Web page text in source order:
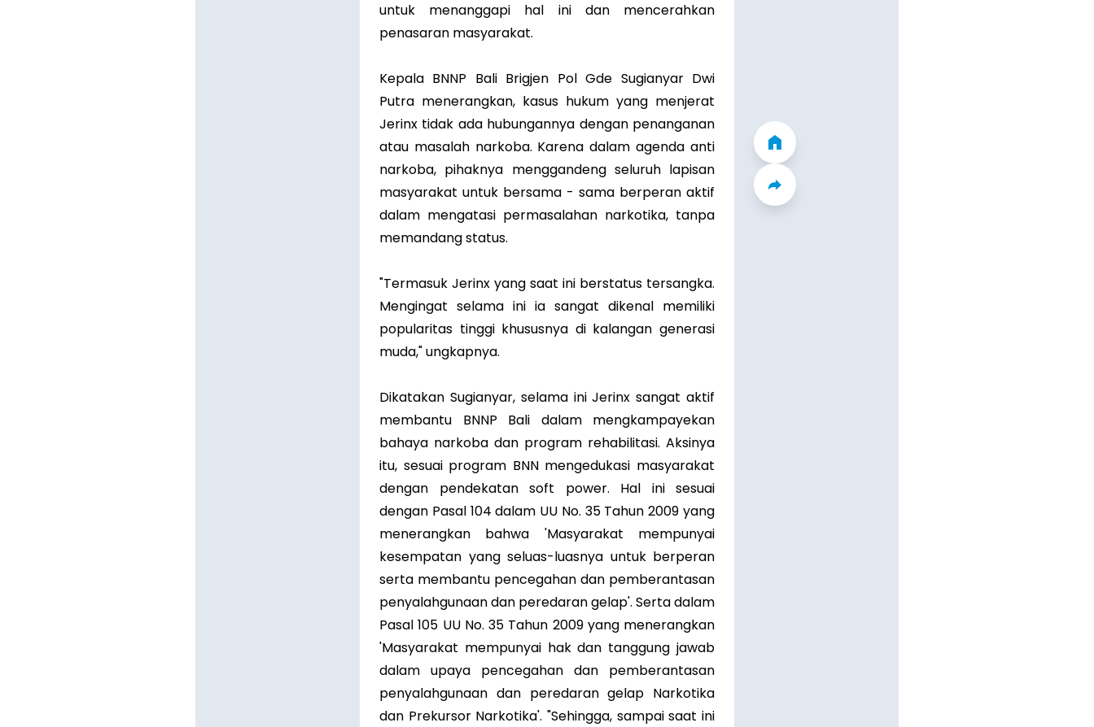
untuk menanggapi hal ini dan mencerahkan
penasaran masyarakat.
Kepala BNNP Bali Brigjen Pol Gde Sugianyar Dwi
Putra menerangkan, kasus hukum yang menjerat
Jerinx tidak ada hubungannya dengan penanganan
atau masalah narkoba. Karena dalam agenda anti
narkoba, pihaknya menggandeng seluruh lapisan
masyarakat untuk bersama - sama berperan aktif
dalam mengatasi permasalahan narkotika, tanpa
memandang status.
"Termasuk Jerinx yang saat ini berstatus tersangka.
Mengingat selama ini ia sangat dikenal memiliki
popularitas tinggi khususnya di kalangan generasi
muda," ungkapnya.
Dikatakan Sugianyar, selama ini Jerinx sangat aktif
membantu BNNP Bali dalam mengkampayekan
bahaya narkoba dan program rehabilitasi. Aksinya
itu, sesuai program BNN mengedukasi masyarakat
dengan pendekatan soft power. Hal ini sesuai
dengan Pasal 104 dalam UU No. 35 Tahun 2009 yang
menerangkan bahwa 'Masyarakat mempunyai
kesempatan yang seluas-luasnya untuk berperan
serta membantu pencegahan dan pemberantasan
penyalahgunaan dan peredaran gelap'. Serta dalam
Pasal 105 UU No. 35 Tahun 2009 yang menerangkan
'Masyarakat mempunyai hak dan tanggung jawab
dalam upaya pencegahan dan pemberantasan
penyalahgunaan dan peredaran gelap Narkotika
dan Prekursor Narkotika'. "Sehingga, sampai saat ini